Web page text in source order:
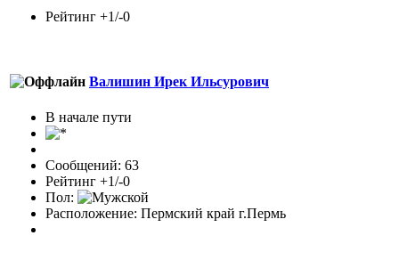
Рейтинг +1/-0
Валишин Ирек Ильсурович
В начале пути
Сообщений: 63
Рейтинг +1/-0
Пол:
Расположение: Пермский край г.Пермь